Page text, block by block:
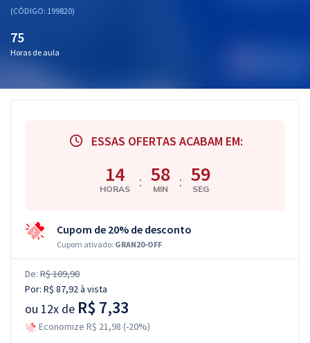
(CÓDIGO: 199820)
75
Horas de aula
ESSAS OFERTAS ACABAM EM:
14
HORAS : 58
MIN : 58
SEG
Cupom de 20% de desconto
Cupom ativado: GRAN20-OFF
De: R$ 109,90
Por: R$ 87,92à vista
ou 12x de R$ 7,33
Economize R$ 21,98 (-20%)